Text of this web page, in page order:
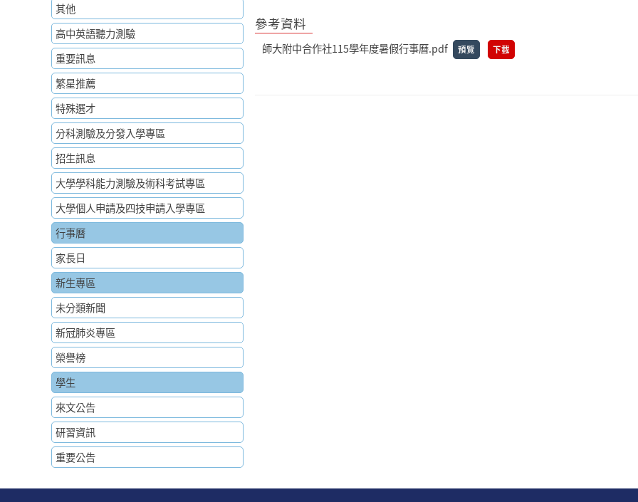
其他
高中英語聽力測驗
重要訊息
繁星推薦
特殊選才
分科測驗及分發入學專區
招生訊息
大學學科能力測驗及術科考試專區
大學個人申請及四技申請入學專區
行事曆
家長日
新生專區
未分類新聞
新冠肺炎專區
榮譽榜
學生
來文公告
研習資訊
重要公告
參考資料
師大附中合作社115學年度暑假行事曆.pdf 預覽 下載